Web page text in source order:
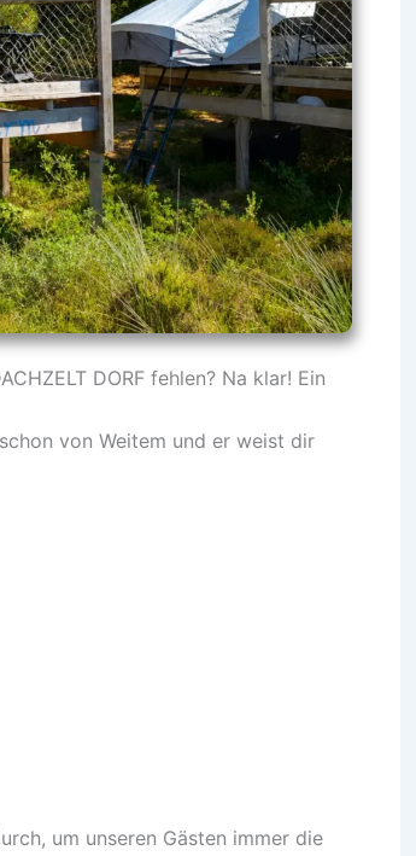
DORF fehlen? Na klar! Ein
von Weitem und er weist dir
um unseren Gästen immer die